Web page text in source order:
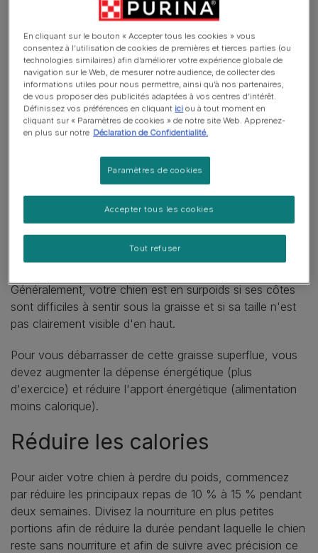
Marques Purina pour les chiens en surpoids et obèses
Votre chien est-il en surpoids
Il n'est pas toujours facile de voir si votre chien grossit,
surtout si la prise de poids est progressive. Une
évaluation régulière du vétérinaire est la meilleure
solution. Cependant, vous pouvez aussi peser votre
chien à la maison : vous vous pesez d'abord avant de
prendre votre chien dans vos bras et de remonter sur le
Généralement, votre chien est en surpoids si ses côtes
sont difficiles à sentir sous la graisse et si sa taille n'est
pas clairement visible d'en haut.
Pour vous débarrasser de cette graisse superflue, vous
devez augmenter la dépense énergétique (plus
d'exercice) et réduire l'apport énergétique (alimentation
moins calorique).
Réduire les calories
Pour aider votre chien à perdre du poids, commencez
par réduire les principaux repas de 10 % à 15 % pendant
deux semaines. Divisez la nourriture en plus petites
portions afin de réduire la durée pendant laquelle le chien
reste sans nourriture et afin de suivre avec précision ce
En cliquant sur le bouton « Accepter tous les cookies » vous
consentez à l’utilisation de cookies de premières et tierces parties (ou
technologies similaires) afin d’améliorer votre expérience globale de
navigation sur le Web, de mesurer notre audience, de collecter des
informations utiles pour nous permettre, ainsi qu’à nos partenaires,
de vous proposer des publicités adaptées à vos centres d’intérêt.
Définissez vos préférences en cliquant ici ou à tout moment en
cliquant sur « Paramètres de cookies » de notre site Web. Apprenez-
en plus sur notre Déclaration de Confidentialité.
Paramètres de cookies
Tout refuser
Accepter tous les cookies